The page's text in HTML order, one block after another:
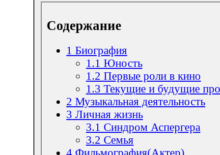
Содержание
1 Биография
1.1 Юность
1.2 Первые роли в кино
1.3 Текущие и будущие
2 Музыкальная деятельность
3 Личная жизнь
3.1 Синдром Аспергера
3.2 Семья